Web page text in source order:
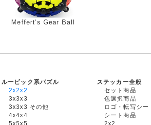
Meffert's Gear Ball
ルービック系パズル
2x2x2
3x3x3
3x3x3 その他
4x4x4
5x5x5
ステッカー全般
セット商品
色選択商品
ロゴ・転写シー
シート商品
2x2